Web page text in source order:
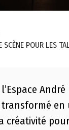
SCÈNE POUR LES
transformé
créativité